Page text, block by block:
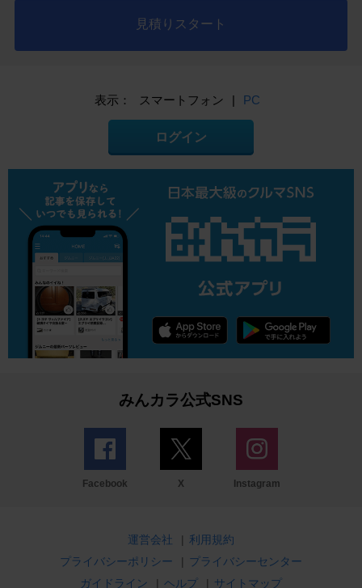
見積りスタート
表示： スマートフォン | PC
ログイン
みんカラ公式SNS
Facebook X Instagram
運営会社 | 利用規約
プライバシーポリシー
| プライバシーセンター
ガイドライン
| ヘルプ | サイトマップ